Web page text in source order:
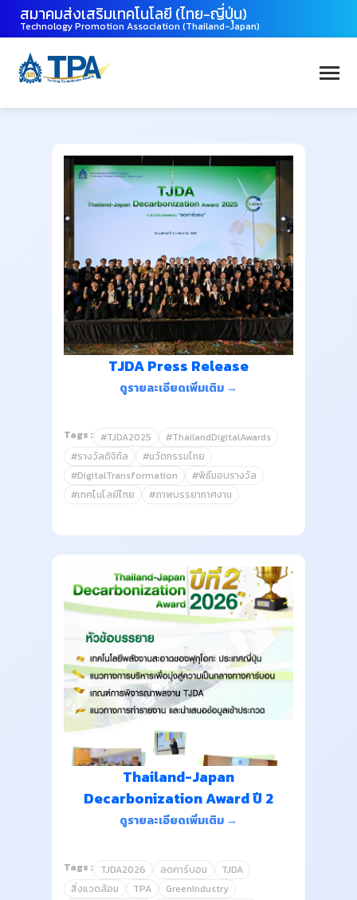
สมาคมส่งเสริมเทคโนโลยี (ไทย-ญี่ปุ่น)
Technology Promotion Association (Thailand-Japan)
TJDA Press Release
ดูรายละเอียดเพิ่มเติม →
Tags : #TJDA2025
#ThailandDigitalAwards
#รางวัลดิจิทัล
#นวัตกรรมไทย
#DigitalTransformation
#พิธีมอบรางวัล
#เทคโนโลยีไทย
#ภาพบรรยากาศงาน
Thailand-Japan
Decarbonization Award ปี 2
ดูรายละเอียดเพิ่มเติม →
Tags : TJDA2026 ลดคาร์บอน
TJDA
สิ่งแวดล้อม
TPA
GreenIndustry